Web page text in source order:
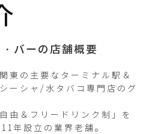
バーの店舗概要
東の主要なターミナル駅＆
ーシャ/水タバコ専門店のグ
由＆フリードリンク制」を
年設立の業界老舗。